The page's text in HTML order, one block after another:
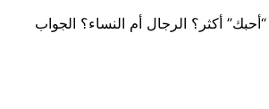
أكثر؟ الرجال أم النساء؟ الجواب